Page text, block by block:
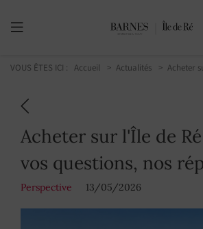
VOUS ÊTES ICI : Accueil Actualités Acheter
Acheter sur l'Île de
vos questions, nos
Perspective 13/05/2026